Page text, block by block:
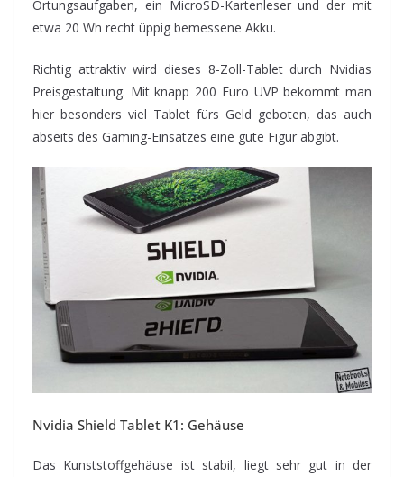
Ortungsaufgaben, ein MicroSD-Kartenleser und der mit
etwa 20 Wh recht üppig bemessene Akku.
Richtig attraktiv wird dieses 8-Zoll-Tablet durch Nvidias
Preisgestaltung. Mit knapp 200 Euro UVP bekommt man
hier besonders viel Tablet fürs Geld geboten, das auch
abseits des Gaming-Einsatzes eine gute Figur abgibt.
Nvidia Shield Tablet K1: Gehäuse
Das Kunststoffgehäuse ist stabil, liegt sehr gut in der